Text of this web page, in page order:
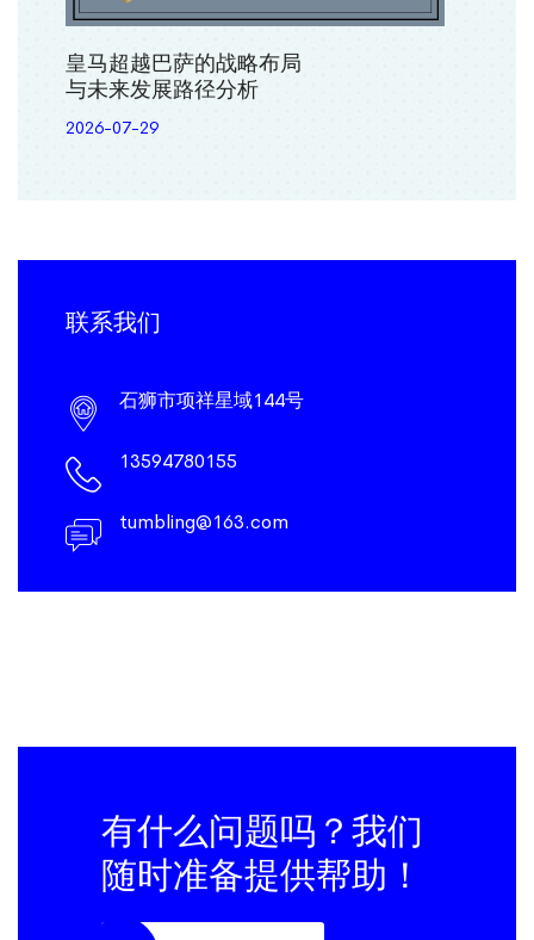
皇马超越巴萨的战略布局
与未来发展路径分析
2026-07-29
联系我们
石狮市项祥星域144号
13594780155
tumbling@163.com
有什么问题吗？我们
随时准备提供帮助！